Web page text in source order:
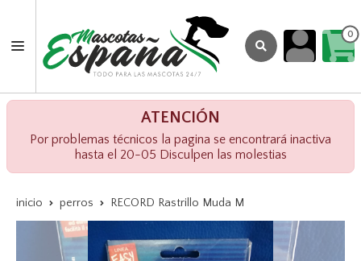
0
ATENCIÓN
Por problemas técnicos la pagina se encontrará inactiva
hasta el 20-05 Disculpen las molestias
inicio perros RECORD Rastrillo Muda M